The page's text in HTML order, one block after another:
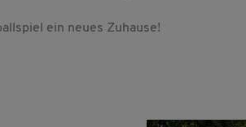
ein neues Zuhause!